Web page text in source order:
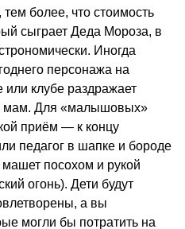
более, что стоимость
сыграет Деда Мороза, в
Иногда
персонажа на
или клубе раздражает
мам. Для «малышовых»
приём — к концу
педагог в шапке и бороде
посохом и рукой
огонь). Дети будут
а вы
могли бы потратить на